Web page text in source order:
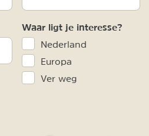
Waar ligt je interesse?
Nederland
Europa
Ver weg